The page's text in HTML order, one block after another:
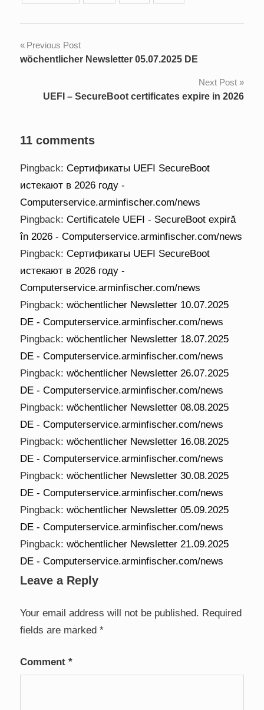
Post
Previous Post
wöchentlicher Newsletter 05.07.2025 DE
Next Post
UEFI – SecureBoot certificates expire in 2026
11 comments
Pingback: Сертификаты UEFI SecureBoot
истекают в 2026 году -
Computerservice.arminfischer.com/news
Pingback: Certificatele UEFI - SecureBoot expiră
în 2026 - Computerservice.arminfischer.com/news
Pingback: Сертификаты UEFI SecureBoot
истекают в 2026 году -
Computerservice.arminfischer.com/news
Pingback: wöchentlicher Newsletter 10.07.2025
DE - Computerservice.arminfischer.com/news
Pingback: wöchentlicher Newsletter 18.07.2025
DE - Computerservice.arminfischer.com/news
Pingback: wöchentlicher Newsletter 26.07.2025
DE - Computerservice.arminfischer.com/news
Pingback: wöchentlicher Newsletter 08.08.2025
DE - Computerservice.arminfischer.com/news
Pingback: wöchentlicher Newsletter 16.08.2025
DE - Computerservice.arminfischer.com/news
Pingback: wöchentlicher Newsletter 30.08.2025
DE - Computerservice.arminfischer.com/news
Pingback: wöchentlicher Newsletter 05.09.2025
DE - Computerservice.arminfischer.com/news
Pingback: wöchentlicher Newsletter 21.09.2025
DE - Computerservice.arminfischer.com/news
Leave a Reply
Your email address will not be published. Required
fields are marked *
Comment *